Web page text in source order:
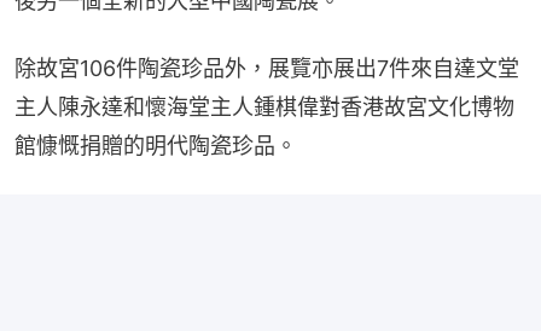
除故宮106件陶瓷珍品外，展覽亦展出7件來自達文堂
主人陳永達和懷海堂主人鍾棋偉對香港故宮文化博物
館慷慨捐贈的明代陶瓷珍品。